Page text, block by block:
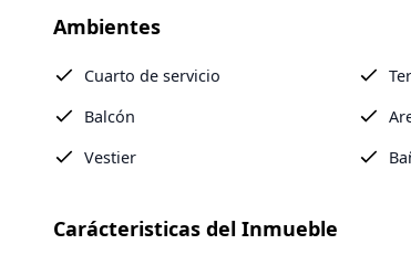
Ambientes
Cuarto de servicio
Balcón
Vestier
Carácteristicas del Inmueble